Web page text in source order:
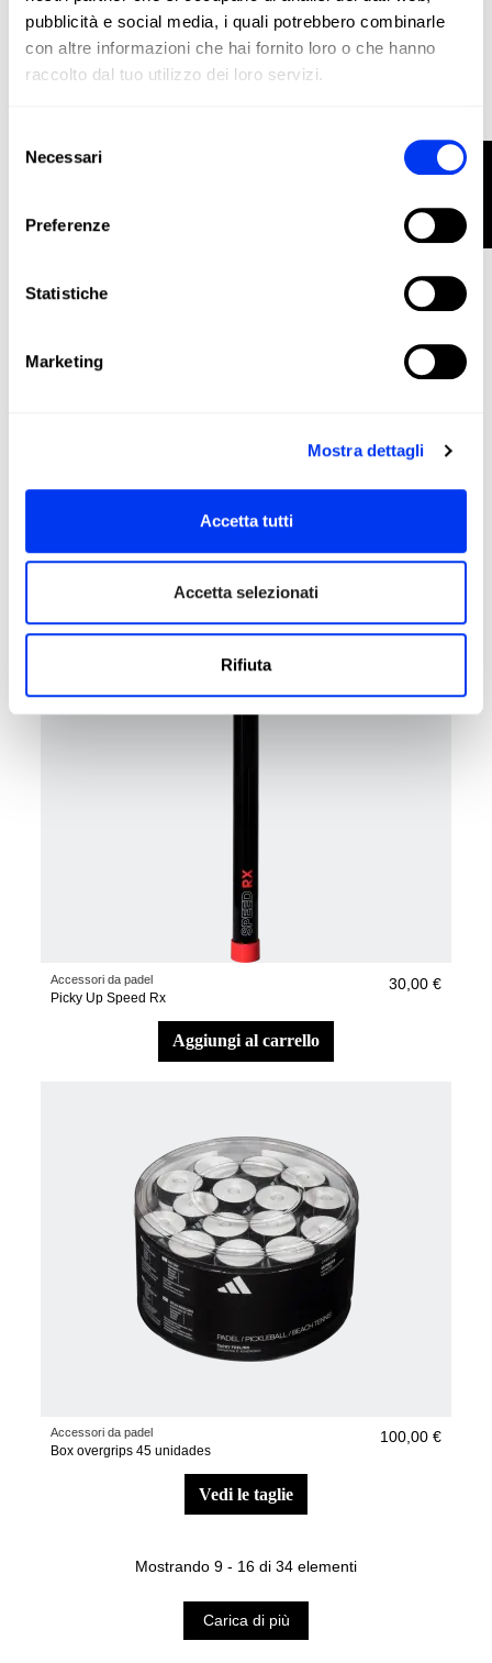
pubblicità e social media, i quali potrebbero combinarle
con altre informazioni che hai fornito loro o che hanno
raccolto dal tuo utilizzo dei loro servizi.
delNecessari
Preferenze
Statistiche
Marketing
Mostra dettagli
Accetta tutti
Accetta selezionati
Rifiuta
Accessori da padel
vedi le taglie
Accessori da padel
Picky Up Speed Rx
30,00 €
aggiungi al carrello
Accessori da padel
Box overgrips 45 unidades
100,00 €
vedi le taglie
Mostrando 9 - 16 di 34 elementi
Carica di più